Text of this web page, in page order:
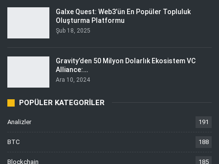
Galxe Quest: Web3’ün En Popüler Topluluk
Oluşturma Platformu
Şub 18, 2025
Gravity’den 50 Milyon Dolarlık Ekosistem VC
Alliance:…
Ara 10, 2024
POPÜLER KATEGORILER
Analizler 191
BTC 188
Blockchain 185